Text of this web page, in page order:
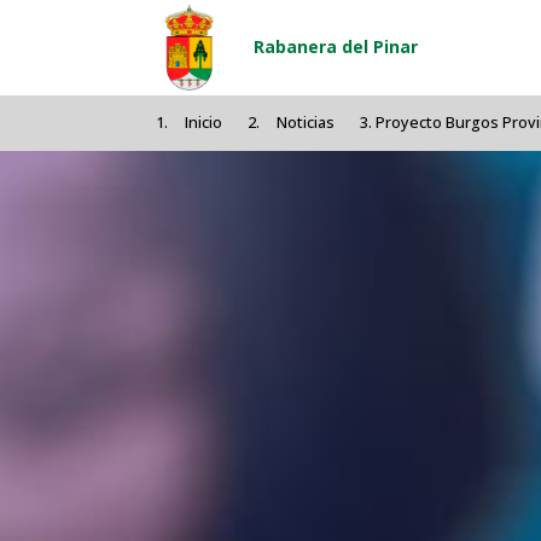
Pasar al contenido principal
Rabanera del Pinar
Inicio Noticias Proyecto Burgos